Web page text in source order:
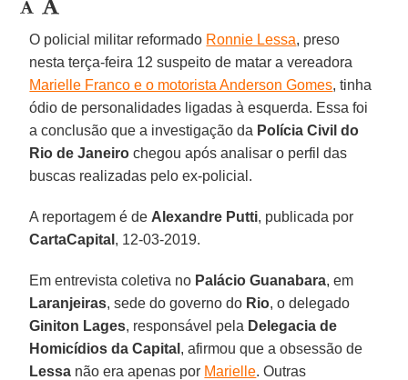
O policial militar reformado Ronnie Lessa, preso
nesta terça-feira 12 suspeito de matar a vereadora
Marielle Franco e o motorista Anderson Gomes, tinha
ódio de personalidades ligadas à esquerda. Essa foi
a conclusão que a investigação da Polícia Civil do
Rio de Janeiro chegou após analisar o perfil das
buscas realizadas pelo ex-policial.
A reportagem é de Alexandre Putti, publicada por
CartaCapital , 12-03-2019.
Em entrevista coletiva no Palácio Guanabara, em
Laranjeiras, sede do governo do Rio, o delegado
Giniton Lages, responsável pela Delegacia de
Homicídios da Capital , afirmou que a obsessão de
Lessa não era apenas por Marielle. Outras